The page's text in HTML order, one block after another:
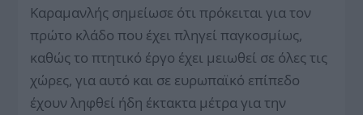
Καραμανλής σημείωσε ότι πρόκειται για τον
πρώτο κλάδο που έχει πληγεί παγκοσμίως,
καθώς το πτητικό έργο έχει μειωθεί σε όλες τις
χώρες, για αυτό και σε ευρωπαϊκό επίπεδο
έχουν ληφθεί ήδη έκτακτα μέτρα για την